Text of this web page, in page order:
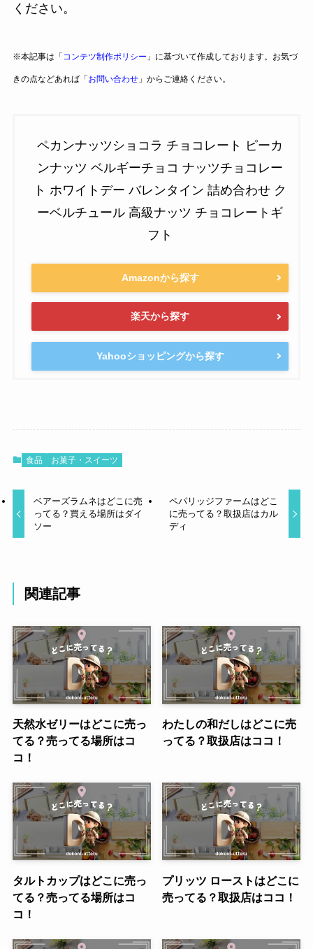
ください。
※本記事は「 コンテツ制作ポリシー 」に基づいて作成しております。お気づ
きの点などあれば「 お問い合わせ」からご連絡ください。
ペカンナッツショコラ チョコレート ピーカ
ンナッツ ベルギーチョコ ナッツチョコレー
ト ホワイトデー バレンタイン 詰め合わせ ク
ーベルチュール 高級ナッツ チョコレートギ
フト
Amazonから探す
楽天から探す
Yahooショッピングから探す
食品 お菓子・スイーツ
ベアーズラムネはどこに売
ってる？買える場所はダイ
ソー
ペパリッジファームはどこ
に売ってる？取扱店はカル
ディ
関連記事
天然水ゼリーはどこに売っ
てる？売ってる場所はコ
コ！
わたしの和だしはどこに売
ってる？取扱店はココ！
タルトカップはどこに売っ
てる？売ってる場所はコ
コ！
プリッツ ローストはどこに
売ってる？取扱店はココ！